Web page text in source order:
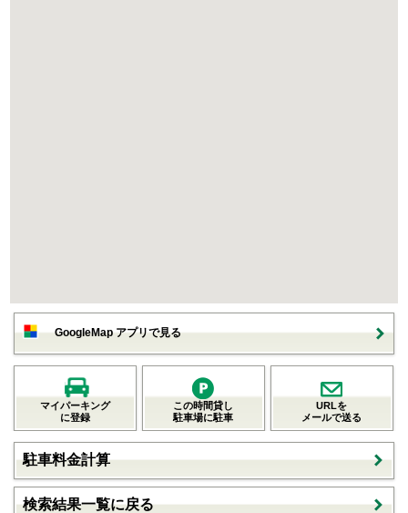
GoogleMap アプリで見る
マイパーキング
に登録
この時間貸し
駐車場に駐車
URLを
メールで送る
駐車料金計算
検索結果一覧に戻る